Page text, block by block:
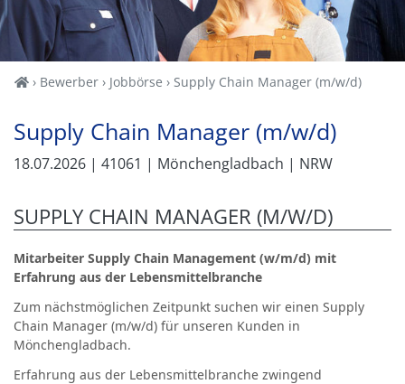
Home
Bewerber Jobbörse Supply Chain Manager (m/w/d)
Supply Chain Manager (m/w/d)
18.07.2026 | 41061 | Mönchengladbach | NRW
SUPPLY CHAIN MANAGER (M/W/D)
Mitarbeiter Supply Chain Management (w/m/d) mit
Erfahrung aus der Lebensmittelbranche
Zum nächstmöglichen Zeitpunkt suchen wir einen Supply
Chain Manager (m/w/d) für unseren Kunden in
Mönchengladbach.
Erfahrung aus der Lebensmittelbranche zwingend